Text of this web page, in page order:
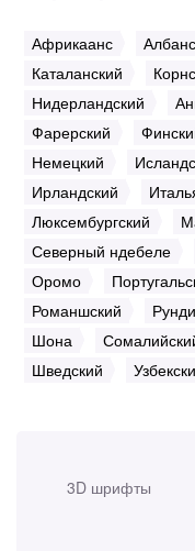
3D шрифты
Африкаанс
Каталанский
Нидерландский
Фарерский
Немецкий
Ирландский
Люксембургский
Северный ндебеле
Оромо
Романшский
Рунди
Шона
Шведский